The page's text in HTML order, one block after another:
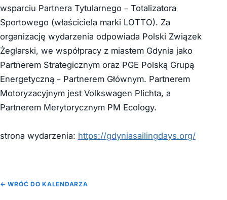
wsparciu Partnera Tytularnego – Totalizatora
Sportowego (właściciela marki LOTTO). Za
organizację wydarzenia odpowiada Polski Związek
Żeglarski, we współpracy z miastem Gdynia jako
Partnerem Strategicznym oraz PGE Polską Grupą
Energetyczną – Partnerem Głównym. Partnerem
Motoryzacyjnym jest Volkswagen Plichta, a
Partnerem Merytorycznym PM Ecology.
strona wydarzenia: https://gdyniasailingdays.org/
← WRÓĆ DO KALENDARZA